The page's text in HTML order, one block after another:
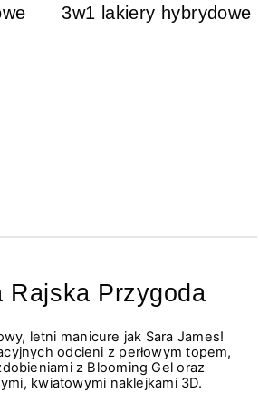
3w1 lakiery hybrydowe
Rajska Przygoda
letni manicure jak Sara James!
odcieni z perłowym topem,
z Blooming Gel oraz
kwiatowymi naklejkami 3D.